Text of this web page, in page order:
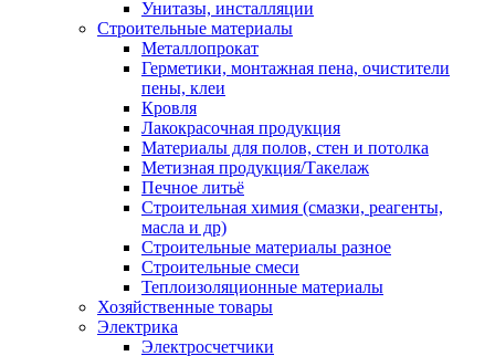
Унитазы, инсталляции
Строительные материалы
Металлопрокат
Герметики, монтажная пена, очистители
пены, клеи
Кровля
Лакокрасочная продукция
Материалы для полов, стен и потолка
Метизная продукция/Такелаж
Печное литьё
Строительная химия (смазки, реагенты,
масла и др)
Строительные материалы разное
Строительные смеси
Теплоизоляционные материалы
Хозяйственные товары
Электрика
Электросчетчики